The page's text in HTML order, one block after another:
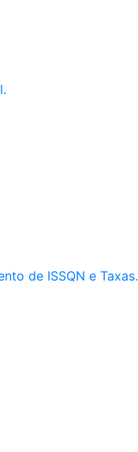
de ISSQN e Taxas.